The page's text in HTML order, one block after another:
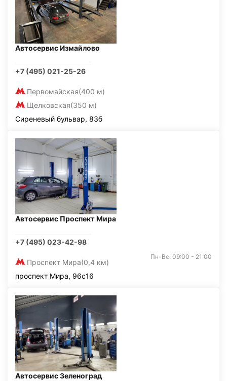
Автосервис Измайлово
+7 (495) 021-25-26
Первомайская(400 м)
Щелковская(350 м)
Сиреневый бульвар, 83б
Автосервис Проспект Мира
+7 (495) 023-42-98
Проспект Мира(0,4 км)
Пн-Вс: 09:00 - 21:00
проспект Мира, 96с16
Автосервис Зеленоград